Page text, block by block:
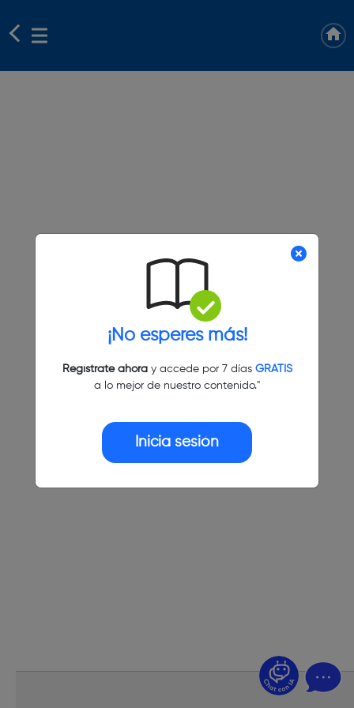
¡No esperes más!
Regístrate ahoray accede por 7 días GRATIS
a lo mejor de nuestro contenido."
Inicia sesión